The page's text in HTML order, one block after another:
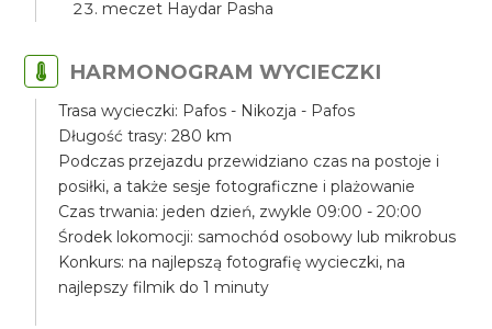
meczet Haydar Pasha
HARMONOGRAM WYCIECZKI
Trasa wycieczki: Pafos - Nikozja - Pafos
Długość trasy: 280 km
Podczas przejazdu przewidziano czas na postoje i
posiłki, a także sesje fotograficzne i plażowanie
Czas trwania: jeden dzień, zwykle 09:00 - 20:00
Środek lokomocji: samochód osobowy lub mikrobus
Konkurs: na najlepszą fotografię wycieczki, na
najlepszy filmik do 1 minuty